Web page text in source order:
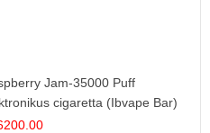
Jam-35000 Puff
cigaretta (Ibvape Bar)